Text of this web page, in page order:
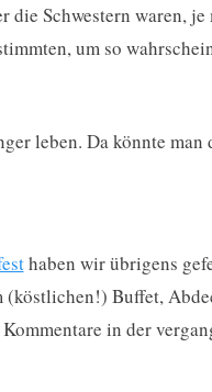
die Schwestern waren,
um so
leben. Da könnte man
haben wir übrigens
Buffet,
in der